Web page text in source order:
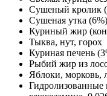
Сушеный кролик
Сушеная утка (6%)
Куриный жир
Тыква, нут, горох
Куриная печень
Рыбий жир из
Яблоки, морковь,
Гидролизованные